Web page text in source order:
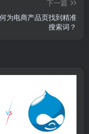
下一篇
为电商产品页找到精准
搜索词？